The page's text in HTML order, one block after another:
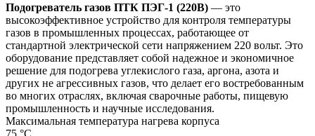
Подогреватель газов ПТК ПЭГ-1 (220В) — это
высокоэффективное устройство для контроля температуры
газов в промышленных процессах, работающее от
стандартной электрической сети напряжением 220 вольт. Это
оборудование представляет собой надежное и экономичное
решение для подогрева углекислого газа, аргона, азота и
других не агрессивных газов, что делает его востребованным
во многих отраслях, включая сварочные работы, пищевую
промышленность и научные исследования.
Максимальная температура нагрева корпуса
75 °C